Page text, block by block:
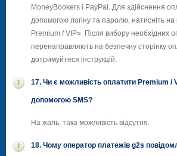
MoneyBookers і PayPal. Для здійснення
допомогою логіну та паролю, натисніть
Premium / VIP». Після вибору необхідних
перенаправляють на безпечну сторінку
дотримуйтеся інструкцій.
17. Чи є можливість оплатити Premium /
допомогою SMS?
На жаль, така можливість відсутня.
18. Чому оператор платежів g2s